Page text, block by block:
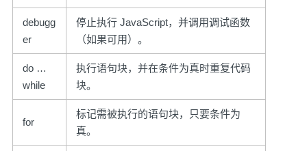
debugg
er
停止执行 JavaScript，并调用调试函数
（如果可用）。
do …
while
执行语句块，并在条件为真时重复代码
块。
for
标记需被执行的语句块，只要条件为
真。